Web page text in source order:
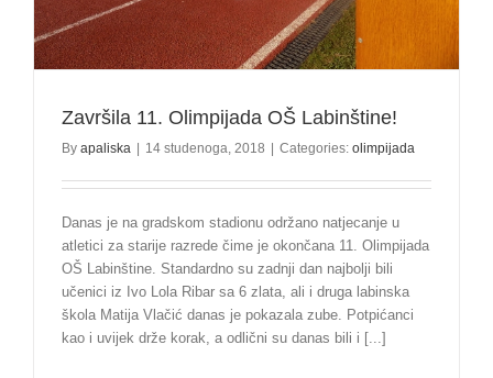
Završila 11. Olimpijada OŠ Labinštine!
By apaliska | 14 studenoga, 2018 | Categories: olimpijada
Danas je na gradskom stadionu održano natjecanje u
atletici za starije razrede čime je okončana 11. Olimpijada
OŠ Labinštine. Standardno su zadnji dan najbolji bili
učenici iz Ivo Lola Ribar sa 6 zlata, ali i druga labinska
škola Matija Vlačić danas je pokazala zube. Potpićanci
kao i uvijek drže korak, a odlični su danas bili i [...]